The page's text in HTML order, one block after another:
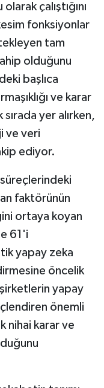
çalıştığını
fonksiyonlar
tam
olduğunu
başlıca
ve karar
yer alırken,
ve veri
ediyor.
faktörünün
ortaya koyan
61'i
yapay zeka
öncelik
yapay
önemli
nihai karar ve